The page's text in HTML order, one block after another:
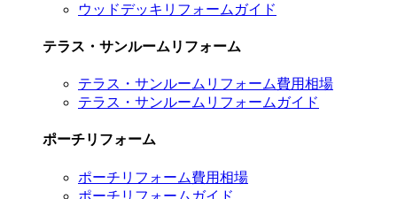
ウッドデッキリフォームガイド
テラス・サンルームリフォーム
テラス・サンルームリフォーム費用相場
テラス・サンルームリフォームガイド
ポーチリフォーム
ポーチリフォーム費用相場
ポーチリフォームガイド